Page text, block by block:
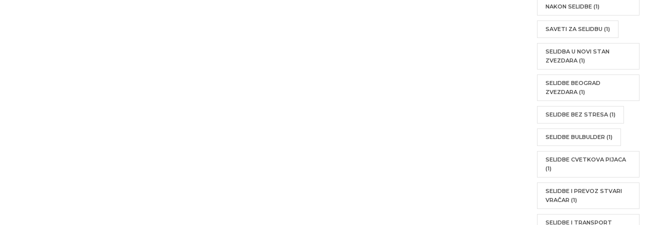
NAKON SELIDBE (1)
SAVETI ZA SELIDBU (1)
SELIDBA U NOVI STAN
ZVEZDARA (1)
SELIDBE BEOGRAD
ZVEZDARA (1)
SELIDBE BEZ STRESA (1)
SELIDBE BULBULDER (1)
SELIDBE CVETKOVA PIJACA
(1)
SELIDBE I PREVOZ STVARI
VRAČAR (1)
SELIDBE I TRANSPORT